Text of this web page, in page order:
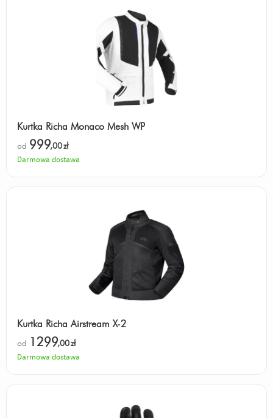
Kurtka Richa Monaco Mesh WP
od 999,00zł
Darmowa dostawa
Kurtka Richa Airstream X-2
od 1299,00zł
Darmowa dostawa